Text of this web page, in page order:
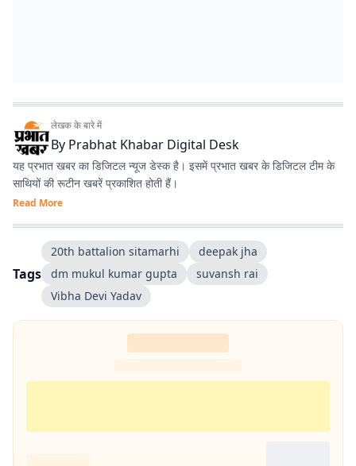
लेखक के बारे में
By Prabhat Khabar Digital Desk
यह प्रभात खबर का डिजिटल न्यूज डेस्क है। इसमें प्रभात खबर के डिजिटल टीम के
साथियों की रूटीन खबरें प्रकाशित होती हैं।
Read More
Tags
20th battalion sitamarhi
deepak jha
dm mukul kumar gupta
suvansh rai
Vibha Devi Yadav